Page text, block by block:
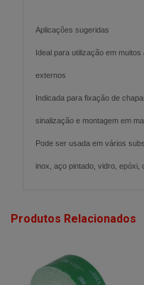
Aplicações sugeridas
Ideal para utilização em
externos
Indicada para fixação de
sinalização e montagem em
Pode ser usada em vários
inox, aço pintado, vidro, epóxi,
Produtos Relacionados